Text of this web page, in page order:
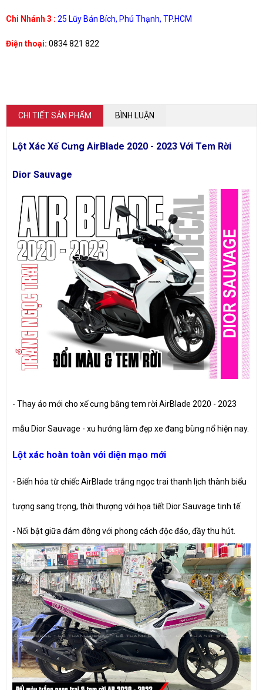
Chi Nhánh 3 : 25 Lũy Bán Bích, Phú Thạnh, TP.HCM
Điện thoại: 0834 821 822
CHI TIẾT SẢN PHẨM BÌNH LUẬN
Lột Xác Xế Cưng AirBlade 2020 - 2023 Với Tem Rời
Dior Sauvage
- Thay áo mới cho xế cưng bằng tem rời AirBlade 2020 - 2023
mẫu Dior Sauvage - xu hướng làm đẹp xe đang bùng nổ hiện nay.
Lột xác hoàn toàn với diện mạo mới
- Biến hóa từ chiếc AirBlade trắng ngọc trai thanh lịch thành biểu
tượng sang trọng, thời thượng với họa tiết Dior Sauvage tinh tế.
- Nổi bật giữa đám đông với phong cách độc đáo, đầy thu hút.